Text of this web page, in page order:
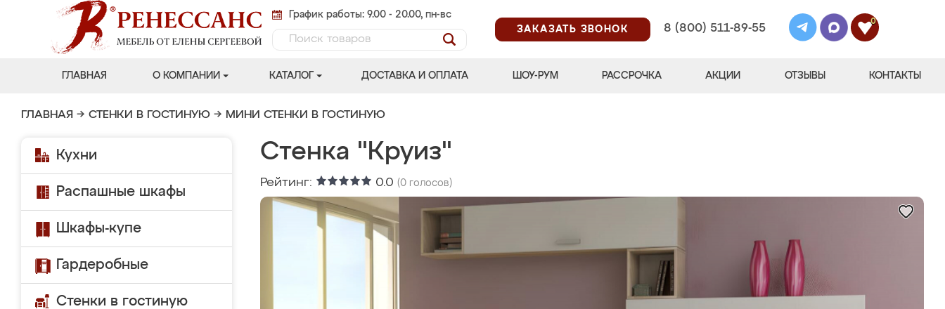
График работы: 9.00 - 20.00, пн-вс
ЗАКАЗАТЬ ЗВОНОК
8 (800) 511-89-55
0
ГЛАВНАЯ О КОМПАНИИ КАТАЛОГ ДОСТАВКА И ОПЛАТА ШОУ-РУМ РАССРОЧКА АКЦИИ ОТЗЫВЫ КОНТАКТЫ
ГЛАВНАЯ → СТЕНКИ В ГОСТИНУЮ → МИНИ СТЕНКИ В ГОСТИНУЮ
Кухни
Распашные шкафы
Шкафы-купе
Гардеробные
Стенки в гостиную
Стенка "Круиз"
Рейтинг: 0.0 (0 голосов)